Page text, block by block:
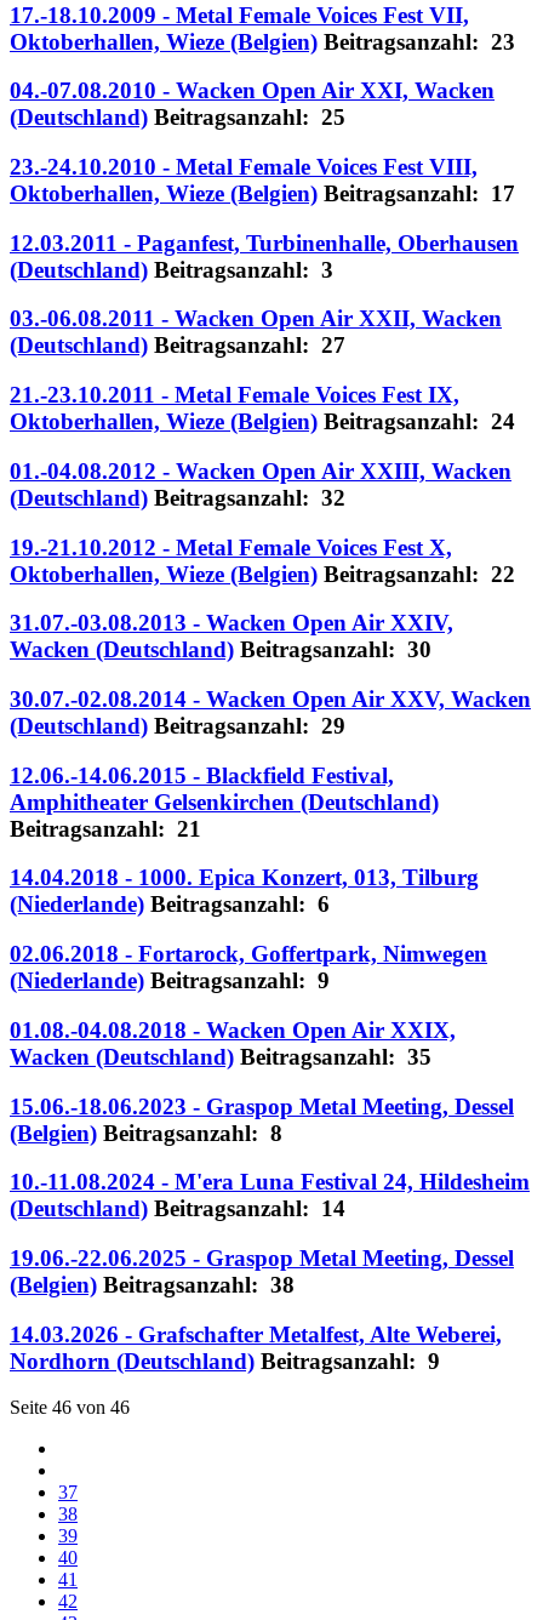
17.-18.10.2009 - Metal Female Voices Fest VII,
Oktoberhallen, Wieze (Belgien) Beitragsanzahl: 23
04.-07.08.2010 - Wacken Open Air XXI, Wacken
(Deutschland) Beitragsanzahl: 25
23.-24.10.2010 - Metal Female Voices Fest VIII,
Oktoberhallen, Wieze (Belgien) Beitragsanzahl: 17
12.03.2011 - Paganfest, Turbinenhalle, Oberhausen
(Deutschland) Beitragsanzahl: 3
03.-06.08.2011 - Wacken Open Air XXII, Wacken
(Deutschland) Beitragsanzahl: 27
21.-23.10.2011 - Metal Female Voices Fest IX,
Oktoberhallen, Wieze (Belgien) Beitragsanzahl: 24
01.-04.08.2012 - Wacken Open Air XXIII, Wacken
(Deutschland) Beitragsanzahl: 32
19.-21.10.2012 - Metal Female Voices Fest X,
Oktoberhallen, Wieze (Belgien) Beitragsanzahl: 22
31.07.-03.08.2013 - Wacken Open Air XXIV,
Wacken (Deutschland) Beitragsanzahl: 30
30.07.-02.08.2014 - Wacken Open Air XXV, Wacken
(Deutschland) Beitragsanzahl: 29
12.06.-14.06.2015 - Blackfield Festival,
Amphitheater Gelsenkirchen (Deutschland)
Beitragsanzahl: 21
14.04.2018 - 1000. Epica Konzert, 013, Tilburg
(Niederlande) Beitragsanzahl: 6
02.06.2018 - Fortarock, Goffertpark, Nimwegen
(Niederlande) Beitragsanzahl: 9
01.08.-04.08.2018 - Wacken Open Air XXIX,
Wacken (Deutschland) Beitragsanzahl: 35
15.06.-18.06.2023 - Graspop Metal Meeting, Dessel
(Belgien) Beitragsanzahl: 8
10.-11.08.2024 - M'era Luna Festival 24, Hildesheim
(Deutschland) Beitragsanzahl: 14
19.06.-22.06.2025 - Graspop Metal Meeting, Dessel
(Belgien) Beitragsanzahl: 38
14.03.2026 - Grafschafter Metalfest, Alte Weberei,
Nordhorn (Deutschland) Beitragsanzahl: 9
Seite 46 von 46
37
38
39
40
41
42